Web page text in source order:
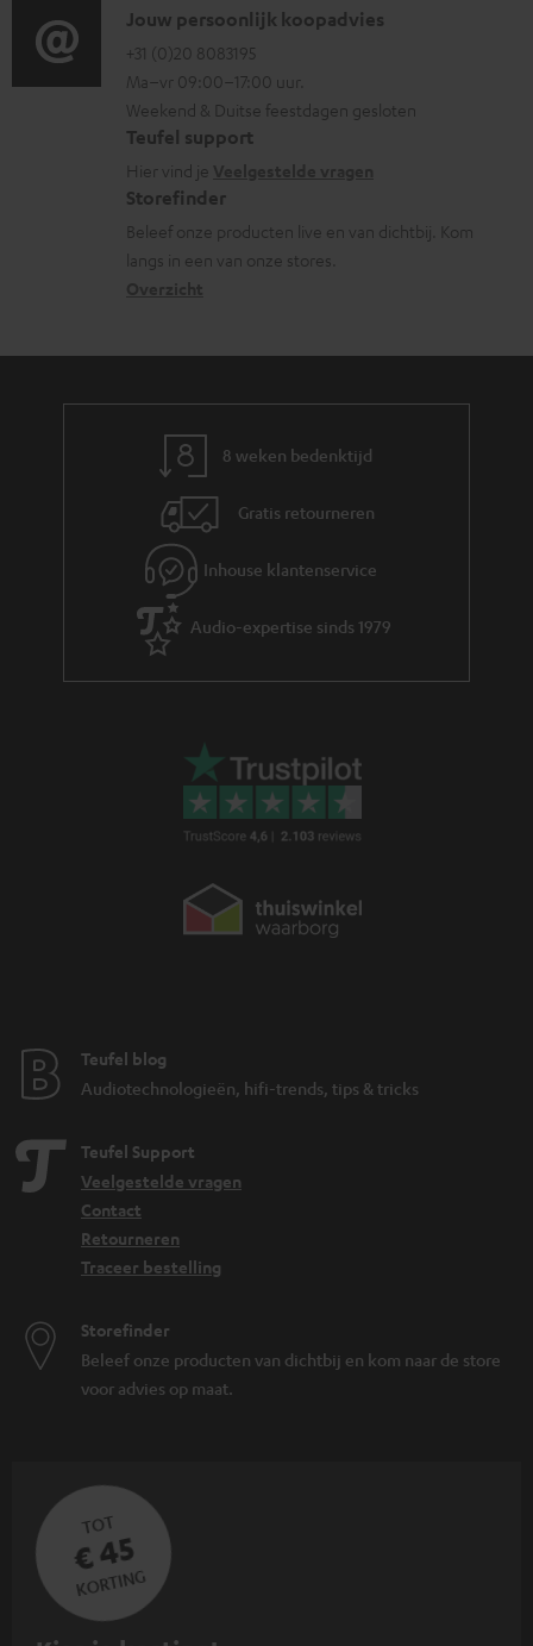
e
i
n
f
o
r
m
a
i
o
g
l
o
s
s
a
C
o
n
t
a
c
t
i
r
Jouw persoonlijk koopadvies
+31 (0)20 8083195
Ma–vr 09:00–17:00 uur.
Weekend & Duitse feestdagen gesloten
Teufel support
Hier vind je
Storefinder
Beleef onze producten live en van dichtbij. Kom
langs in een van onze stores.
8 weken bedenktijd
Gratis retourneren
Inhouse klantenservice
Audio-expertise sinds 1979
Teufel blog
Audiotechnologieën, hifi-trends, tips & tricks
Teufel Support
Veelgestelde vragen
Contact
Retourneren
Traceer bestelling
Storefinder
Beleef onze producten van dichtbij en kom naar de store
voor advies op maat.
TOT
€ 45
KORTING